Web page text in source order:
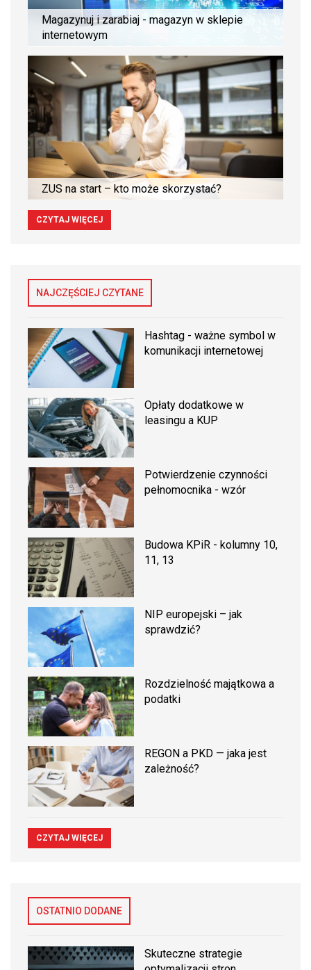
Magazynuj i zarabiaj - magazyn w sklepie
internetowym
ZUS na start – kto może skorzystać?
CZYTAJ WIĘCEJ
NAJCZĘŚCIEJ CZYTANE
Hashtag - ważne symbol w
komunikacji internetowej
Opłaty dodatkowe w
leasingu a KUP
Potwierdzenie czynności
pełnomocnika - wzór
Budowa KPiR - kolumny 10,
11, 13
NIP europejski – jak
sprawdzić?
Rozdzielność majątkowa a
podatki
REGON a PKD — jaka jest
zależność?
CZYTAJ WIĘCEJ
OSTATNIO DODANE
Skuteczne strategie